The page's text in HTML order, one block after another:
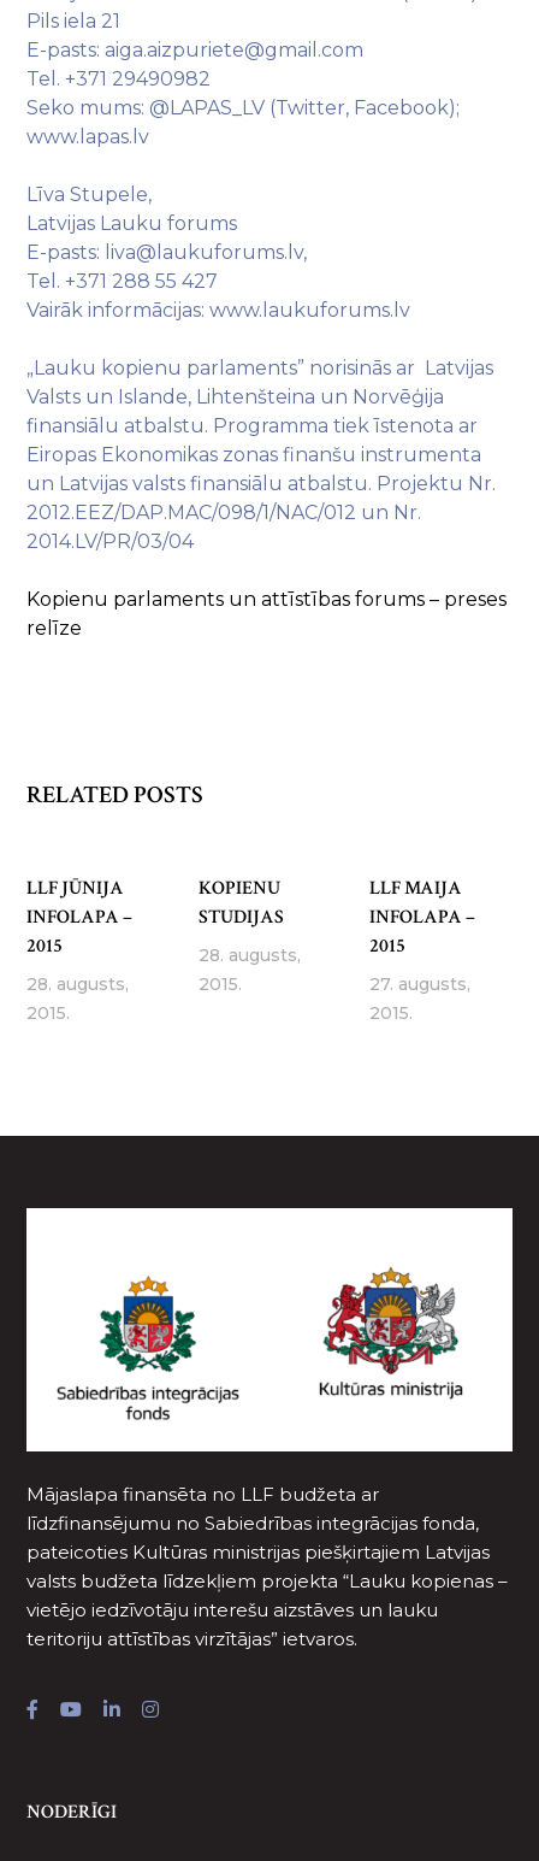
Pils iela 21
E-pasts: aiga.aizpuriete@gmail.com
Tel. +371 29490982
Seko mums: @LAPAS_LV (Twitter, Facebook);
www.lapas.lv
Līva Stupele,
Latvijas Lauku forums
E-pasts: liva@laukuforums.lv,
Tel. +371 288 55 427
Vairāk informācijas: www.laukuforums.lv
„Lauku kopienu parlaments” norisinās ar Latvijas
Valsts un Islande, Lihtenšteina un Norvēģija
finansiālu atbalstu. Programma tiek īstenota ar
Eiropas Ekonomikas zonas finanšu instrumenta
un Latvijas valsts finansiālu atbalstu. Projektu Nr.
2012.EEZ/DAP.MAC/098/1/NAC/012 un Nr.
2014.LV/PR/03/04
Kopienu parlaments un attīstības forums – preses
relīze
RELATED POSTS
LLF JŪNIJA
INFOLAPA –
2015
28. augusts,
2015.
KOPIENU
STUDIJAS
28. augusts,
2015.
LLF MAIJA
INFOLAPA –
2015
27. augusts,
2015.
Mājaslapa finansēta no LLF budžeta ar
līdzfinansējumu no Sabiedrības integrācijas fonda,
pateicoties Kultūras ministrijas piešķirtajiem Latvijas
valsts budžeta līdzekļiem projekta “Lauku kopienas –
vietējo iedzīvotāju interešu aizstāves un lauku
teritoriju attīstības virzītājas” ietvaros.
NODERĪGI